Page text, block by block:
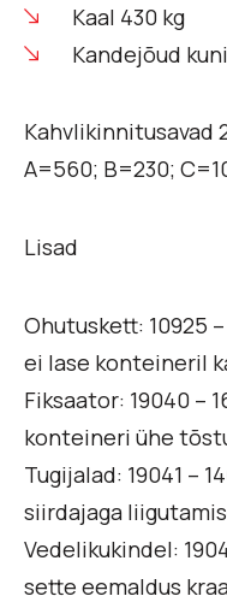
Kaal 430 kg
Kandejõud
Kahvlikinnitusavad
A=560; B=230;
Lisad
Ohutuskett: 10925
ei lase konteineril
Fiksaator: 19040 –
konteineri ühe
Tugijalad: 19041 –
siirdajaga
Vedelikukindel:
sette eemaldus